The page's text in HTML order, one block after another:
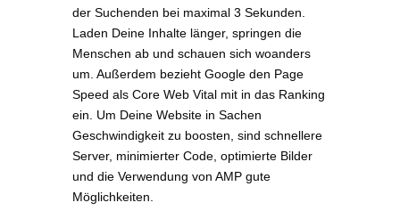
der Suchenden bei maximal 3 Sekunden.
Laden Deine Inhalte länger, springen die
Menschen ab und schauen sich woanders
um. Außerdem bezieht Google den Page
Speed als Core Web Vital mit in das Ranking
ein. Um Deine Website in Sachen
Geschwindigkeit zu boosten, sind schnellere
Server, minimierter Code, optimierte Bilder
und die Verwendung von AMP gute
Möglichkeiten.